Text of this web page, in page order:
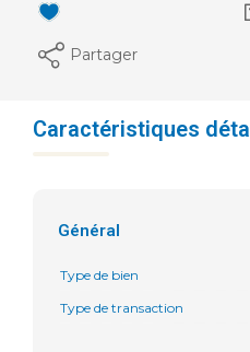
Partager
Caractéristiques
Général
Type de bien
Type de transaction